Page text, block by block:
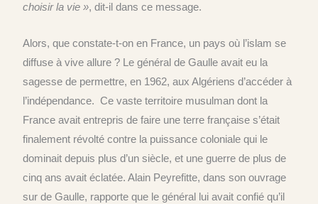
choisir la vie », dit-il dans ce message.
Alors, que constate-t-on en France, un pays où l’islam se
diffuse à vive allure ? Le général de Gaulle avait eu la
sagesse de permettre, en 1962, aux Algériens d’accéder à
l’indépendance. Ce vaste territoire musulman dont la
France avait entrepris de faire une terre française s’était
finalement révolté contre la puissance coloniale qui le
dominait depuis plus d’un siècle, et une guerre de plus de
cinq ans avait éclatée. Alain Peyrefitte, dans son ouvrage
sur de Gaulle, rapporte que le général lui avait confié qu’il